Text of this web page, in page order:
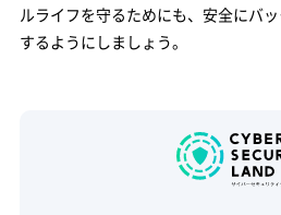
ルライフを守るためにも、安全にバ
するようにしましょう。